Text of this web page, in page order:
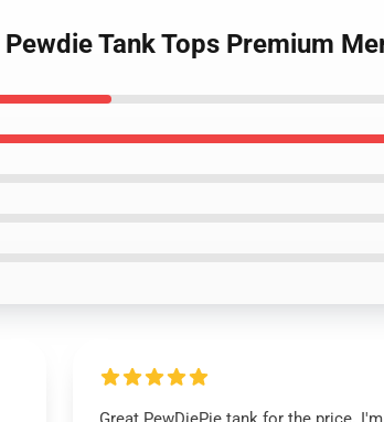
Tank Tops Premium